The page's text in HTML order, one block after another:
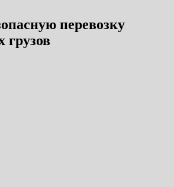
перевозку
грузов